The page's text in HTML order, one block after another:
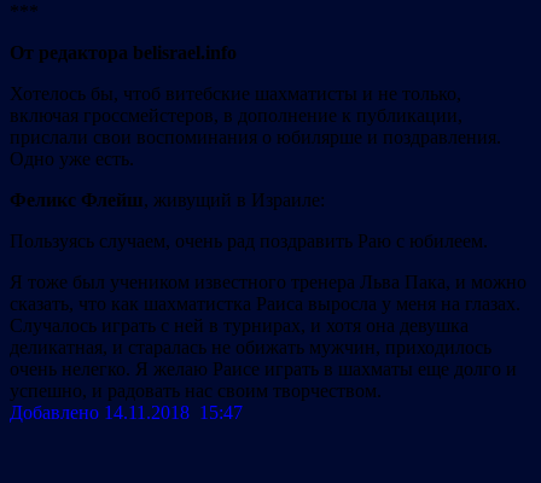
***
От редактора belisrael.info
Хотелось бы, чтоб витебские шахматисты и не только,
включая гроссмейстеров, в дополнение к публикации,
прислали свои воспоминания о юбилярше и поздравления.
Одно уже есть.
Феликс Флейш, живущий в Израиле:
Пользуясь случаем, очень рад поздравить Раю с юбилеем.
Я тоже был учеником известного тренера Льва Пака, и можно
сказать, что как шахматистка Раиса выросла у меня на глазах.
Случалось играть с ней в турнирах, и хотя она девушка
деликатная, и старалась не обижать мужчин, приходилось
очень нелегко. Я желаю Раисе играть в шахматы еще долго и
успешно, и радовать нас своим творчеством.
Добавлено 14.11.2018 15:47